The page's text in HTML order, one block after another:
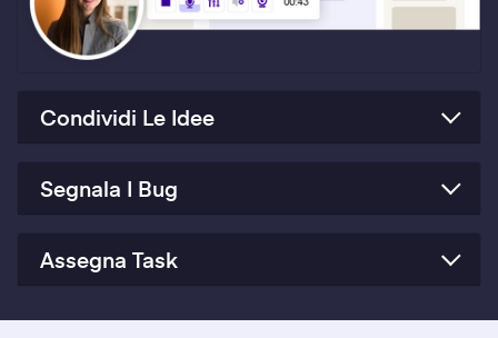
Condividi Le Idee
Segnala I Bug
Assegna Task